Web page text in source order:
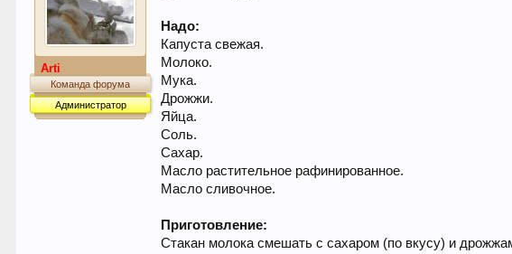
Arti
Команда форума
Администратор
Надо:
Капуста свежая.
Молоко.
Мука.
Дрожжи.
Яйца.
Соль.
Сахар.
Масло растительное рафинированное.
Масло сливочное.
Приготовление:
Стакан молока смешать с сахаром (по вкусу) и